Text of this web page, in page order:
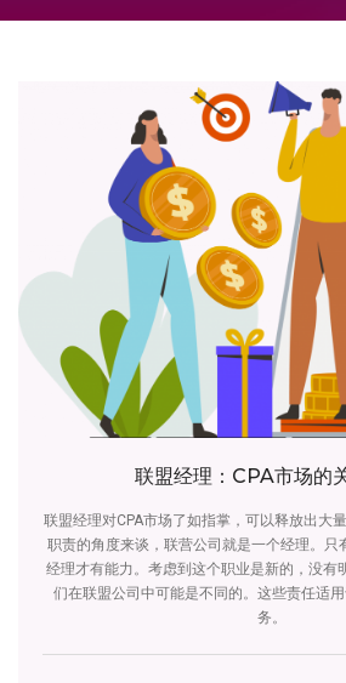
联盟经理：CPA市场的
联盟经理对CPA市场了如指掌，可以释放出大
职责的角度来谈，联营公司就是一个经理。只
经理才有能力。考虑到这个职业是新的，没有
们在联盟公司中可能是不同的。这些责任适
务。